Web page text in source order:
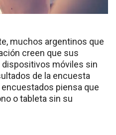
muchos argentinos que
creen que sus
móviles sin
de la encuesta
piensa que
o tableta sin su